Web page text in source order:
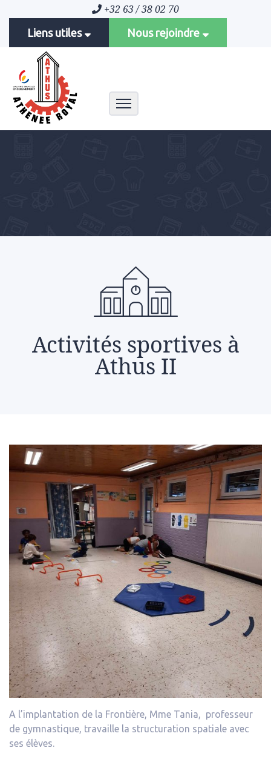
+32 63 / 38 02 70
Liens utiles Nous rejoindre
Toggle navigation
Activités sportives à
Athus II
A l’implantation de la Frontière, Mme Tania, professeur
de gymnastique, travaille la structuration spatiale avec
ses élèves.